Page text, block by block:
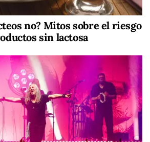
no? Mitos sobre el riesgo
sin lactosa